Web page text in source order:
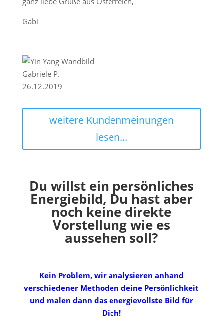
Gabi
Gabriele P.
26.12.2019
weitere Kundenmeinungen
lesen...
Du willst ein persönliches
Energiebild, Du hast aber
noch keine direkte
Vorstellung wie es
aussehen soll?
Kein Problem, wir analysieren anhand
verschiedener Methoden deine Persönlichkeit
und malen dann das energievollste Bild für
Dich!